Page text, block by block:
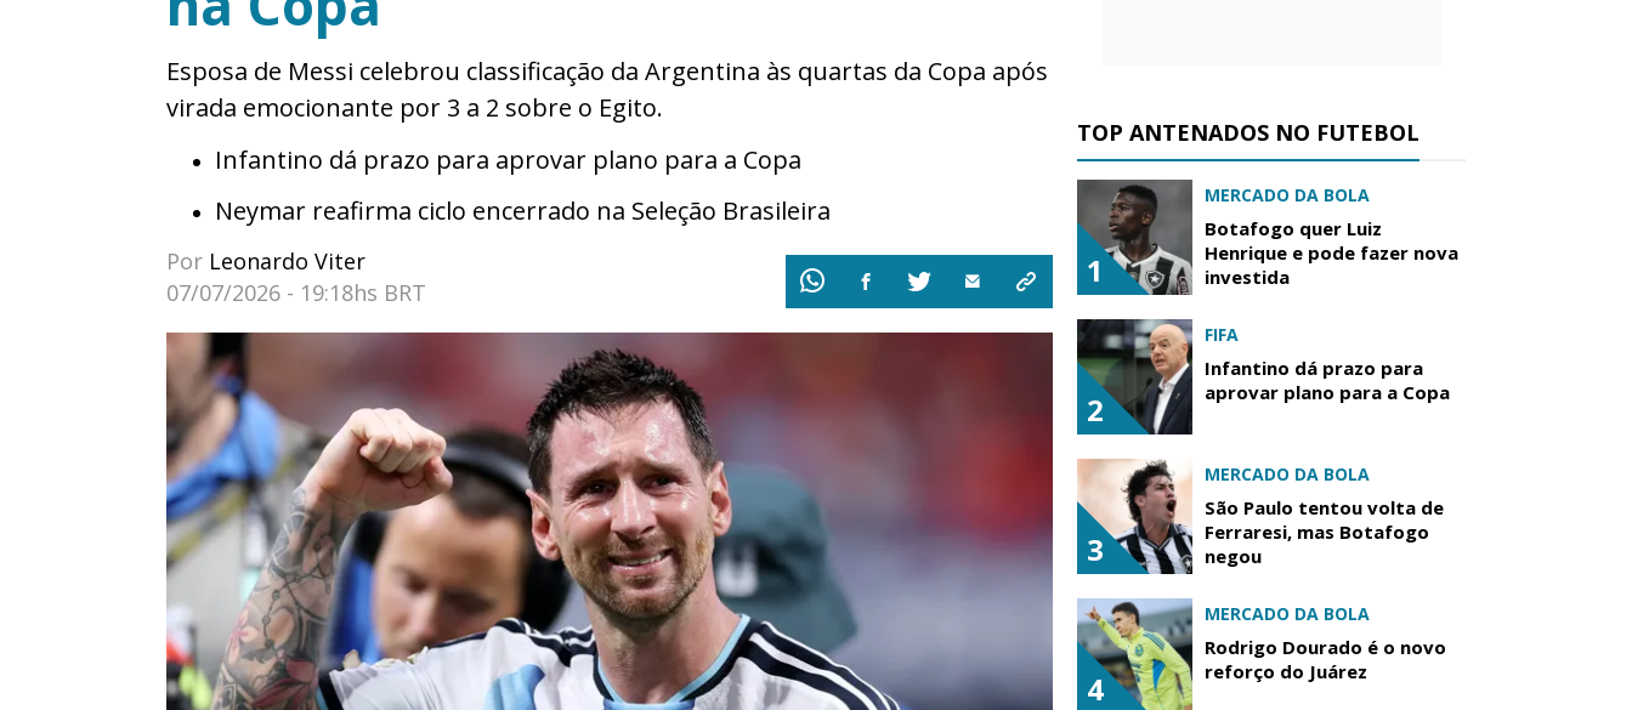
Esposa de Messi celebrou classificação da Argentina às quartas da Copa após
virada emocionante por 3 a 2 sobre o Egito.
Infantino dá prazo para aprovar plano para a Copa
Neymar reafirma ciclo encerrado na Seleção Brasileira
Por Leonardo Viter
07/07/2026 - 19:18hs BRT
TOP ANTENADOS NO FUTEBOL
1
MERCADO DA BOLA
Botafogo quer Luiz
Henrique e pode fazer nova
investida
2
FIFA
Infantino dá prazo para
aprovar plano para a Copa
3
MERCADO DA BOLA
São Paulo tentou volta de
Ferraresi, mas Botafogo
negou
4
MERCADO DA BOLA
Rodrigo Dourado é o novo
reforço do Juárez